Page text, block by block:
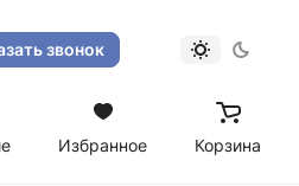
звонок
Избранное Корзина